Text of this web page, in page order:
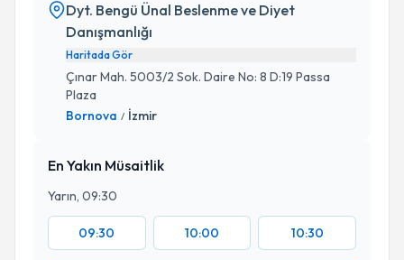
Dyt. Bengü Ünal Beslenme ve Diyet
Danışmanlığı
Haritada Gör
Çınar Mah. 5003/2 Sok. Daire No: 8 D:19 Passa
Plaza
Bornova / İzmir
En Yakın Müsaitlik
Yarın, 09:30
09:30 10:00 10:30